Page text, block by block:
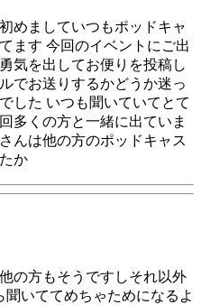
めましていつもポッドキャ
ます 今回のイベントにご出
気を出してお便りを投稿し
でお送りするかどうか迷っ
した いつも聞いていてとて
多くの方と一緒に出ていま
んは他の方のポッドキャス
か
の方もそうですしそれ以外
いててめちゃためになるよ